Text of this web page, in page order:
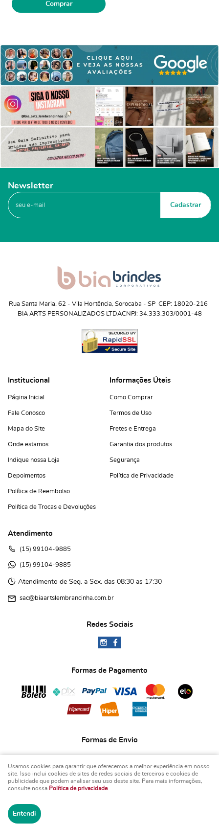
Comprar
Newsletter
Cadastrar
Rua Santa Maria, 62 - Vila Hortência, Sorocaba - SP CEP: 18020-216
BIA ARTS PERSONALIZADOS LTDACNPJ: 34.333.303/0001-48
Institucional
Página Inicial
Fale Conosco
Mapa do Site
Onde estamos
Indique nossa Loja
Depoimentos
Política de Reembolso
Política de Trocas e Devoluções
Informações Úteis
Como Comprar
Termos de Uso
Fretes e Entrega
Garantia dos produtos
Segurança
Política de Privacidade
Atendimento
(15) 99104-9885
(15) 99104-9885
Atendimento de Seg. a Sex. das 08:30 as 17:30
sac@biaartslembrancinha.com.br
Redes Sociais
Formas de Pagamento
Formas de Envio
LOJA VIRTUAL CRIADA POR
Usamos cookies para garantir que oferecemos a melhor experiência em nosso
site. Isso inclui cookies de sites de redes sociais de terceiros e cookies de
publicidade que podem analisar seu uso deste site. Para mais informações,
consulte nossa Política de privacidade.
Entendi